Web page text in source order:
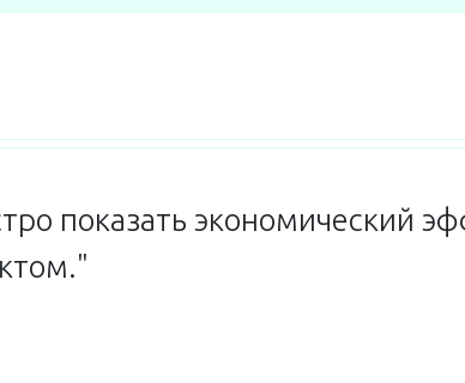
показать экономический